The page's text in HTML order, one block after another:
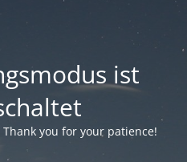
ist
you for your patience!